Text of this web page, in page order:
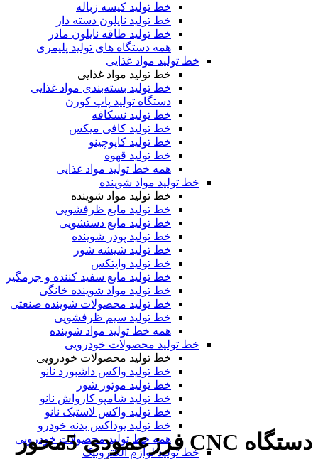
خط تولید کیسه زباله
خط تولید نایلون دسته دار
خط تولید طاقه نایلون مادر
همه دستگاه های تولید پلیمری
خط تولید مواد غذایی
خط تولید مواد غذایی
خط تولید بسته‌بندی مواد غذایی
دستگاه تولید پاپ کورن
خط تولید نسکافه
خط تولید کافی میکس
خط تولید کاپوچینو
خط تولید قهوه
همه خط تولید مواد غذایی
خط تولید مواد شوینده
خط تولید مواد شوینده
خط تولید مایع ظرفشویی
خط تولید مایع دستشویی
خط تولید پودر شوینده
خط تولید شیشه شور
خط تولید وایتکس
خط تولید مایع سفید کننده و جرمگیر
خط تولید مواد شوینده خانگی
خط تولید محصولات شوینده صنعتی
خط تولید سیم ظرفشویی
همه خط تولید مواد شوینده
خط تولید محصولات خودرویی
خط تولید محصولات خودرویی
خط تولید واکس داشبورد نانو
خط تولید موتور شور
خط تولید شامپو کارواش نانو
خط تولید واکس لاستیک نانو
خط تولید یوداکس بدنه خودرو
همه خط تولید محصولات خودرویی
خط تولید لوازم الکترونیک
دستگاه CNC فرزعمودی 5محور